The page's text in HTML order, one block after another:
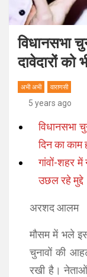
विधानसभा
दावेदारों को
अभी अभी वाराणसी
5 years ago
विधानसभा
दिन का
गांवों-शहर
उछल रहे मुद्दे
अरशद आलम
मौसम में भले
चुनावों की
रखी है।